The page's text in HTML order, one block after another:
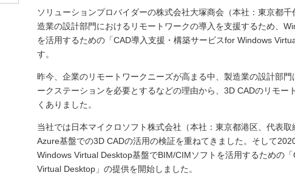
ソリューションプロバイダーの株式会社大塚商会（本社：東京都
造業の設計部門におけるリモートワークの導入を支援するため、
を活用するための「CAD導入支援・構築サービスfor Windows
す。
昨今、企業のリモートワークニーズが高まる中、製造業の設計部
ークステーションを必要とするなどの理由から、3D CADのリモー
くありました。
当社では日本マイクロソフト株式会社（本社：東京都港区、代表
Azure基盤での3D CADの活用の検証を重ねてきました。そして
Windows Virtual Desktop基盤でBIM/CIMソフトを活用するための
Virtual Desktop」の提供を開始しました。